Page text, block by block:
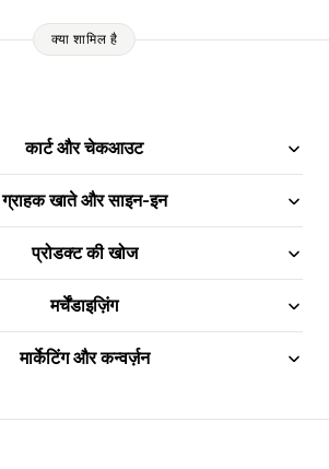
क्या शामिल है
कार्ट और चेकआउट
ग्राहक खाते और साइन-इन
प्रोडक्ट की खोज
मर्चेंडाइज़िंग
मार्केटिंग और कन्वर्ज़न